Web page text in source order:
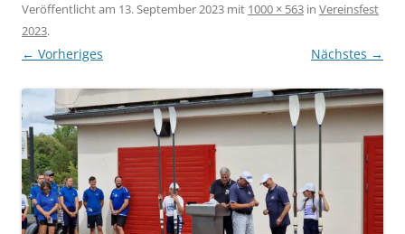
Veröffentlicht am 13. September 2023 mit 1000 × 563 in Vereinsfest
2023.
← Vorheriges Nächstes →